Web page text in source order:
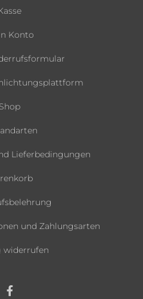
Konto
Shop
Lieferbedingungen
und Zahlungsarten
widerrufen